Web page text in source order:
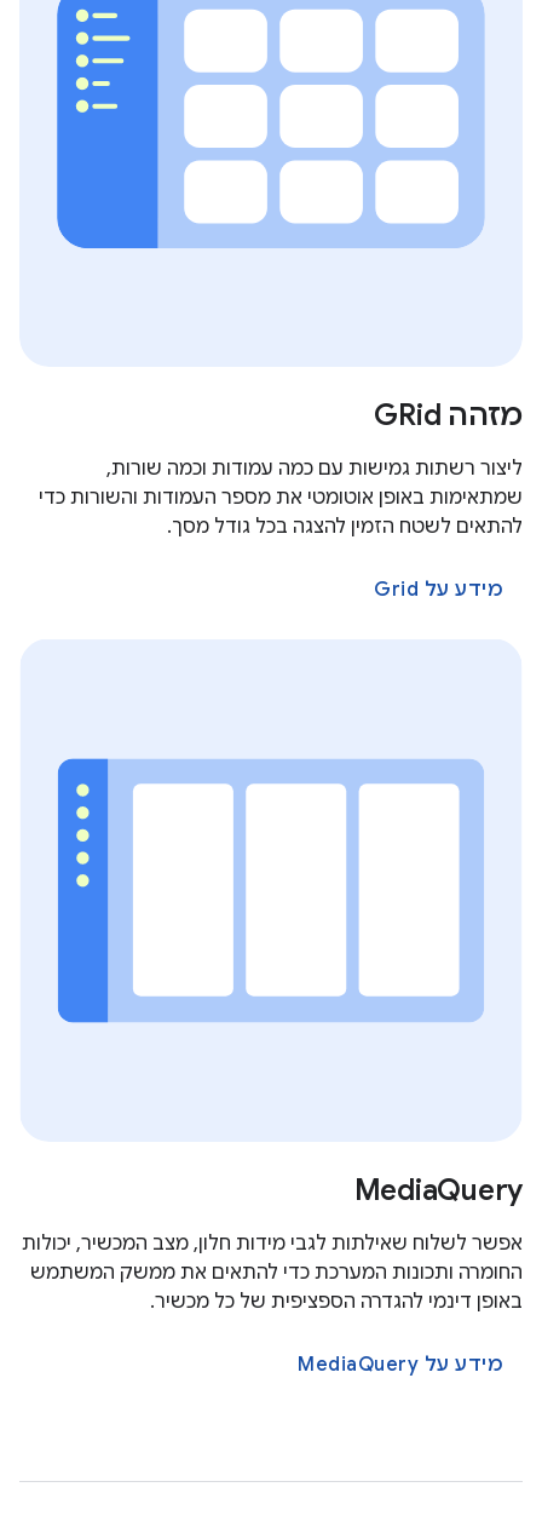
מזהה GRid
ליצור רשתות גמישות עם כמה עמודות וכמה שורות,
שמתאימות באופן אוטומטי את מספר העמודות והשורות כדי
להתאים לשטח הזמין להצגה בכל גודל מסך.
מידע על Grid
MediaQuery
אפשר לשלוח שאילתות לגבי מידות חלון, מצב המכשיר, יכולות
החומרה ותכונות המערכת כדי להתאים את ממשק המשתמש
באופן דינמי להגדרה הספציפית של כל מכשיר.
מידע על MediaQuery